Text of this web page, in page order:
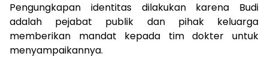
Pengungkapan identitas dilakukan karena Budi
adalah pejabat publik dan pihak keluarga
memberikan mandat kepada tim dokter untuk
menyampaikannya.